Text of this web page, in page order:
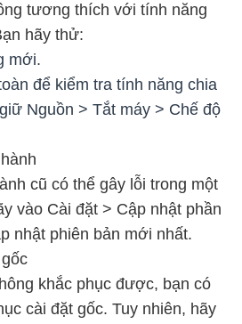
tương thích với tính năng
hãy thử:
mới.
để kiểm tra tính năng chia
Nguồn > Tắt máy > Chế độ
cũ có thể gây lỗi trong một
vào Cài đặt > Cập nhật phần
nhật phiên bản mới nhất.
khắc phục được, bạn có
cài đặt gốc. Tuy nhiên, hãy